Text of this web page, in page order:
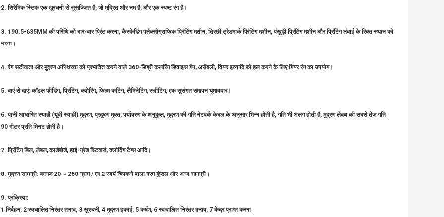
2. सिरेमिक स्टिक एक खुरचनी से सुसज्जित है, जो मुद्रित और नम है, और एक स्पष्ट रंग है।
3. 190.5-635MM की परिधि को बार-बार प्रिंट करना, कैस्केडिंग फ्लेक्सोग्राफिक प्रिंटिंग मशीन, तिरछी ट्रेडमार्क प्रिंटिंग मशीन, पंखुड़ी प्रिंटिंग मशीन और प्रिंटिंग लंबाई के रिक्त स्थान को
भरना।
4. रंग सटीकता और मुद्रण अस्थिरता को प्रभावित करने वाले 360-डिग्री कलरिंग डिवाइस गैप, असेंबली, वियर इत्यादि को हल करने के लिए गियर रंग का उपयोग।
5. बाएं से दाएं: कॉइल फीडिंग, प्रिंटिंग, क्योरिंग, फिल्म कटिंग, लैमिनेटिंग, स्लीटिंग, एक सुसंगत समापन घुमावदार।
6. पानी आधारित स्याही (यूवी स्याही) मुद्रण, प्रदूषण मुक्त, पर्यावरण के अनुकूल, मुद्रण की गति नेटवर्क केबल के अनुसार भिन्न होती है, गति भी अलग होती है, मुद्रण लेबल की सबसे तेज गति
90 मीटर प्रति मिनट होती है।
7. प्रिंटिंग बिल, लेबल, कार्डबोर्ड, हाई-ग्रेड स्टिकर्स, क्लोदिंग टैग्स आदि।
8. मुद्रण सामग्री: कागज 20 ~ 250 ग्राम / एम 2 स्वयं चिपकने वाला नरम कुंडल और अन्य सामग्री।
9. प्रक्रिया:
1 निर्वहन, 2 स्वचालित निरंतर तनाव, 3 खुरचनी, 4 मुद्रण इकाई, 5 कर्षण, 6 स्वचालित निरंतर तनाव, 7 केंद्र प्राप्त करना